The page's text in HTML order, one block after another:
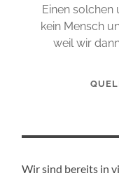
Einen solchen
kein Mensch
weil wir
Wir sind bereits in